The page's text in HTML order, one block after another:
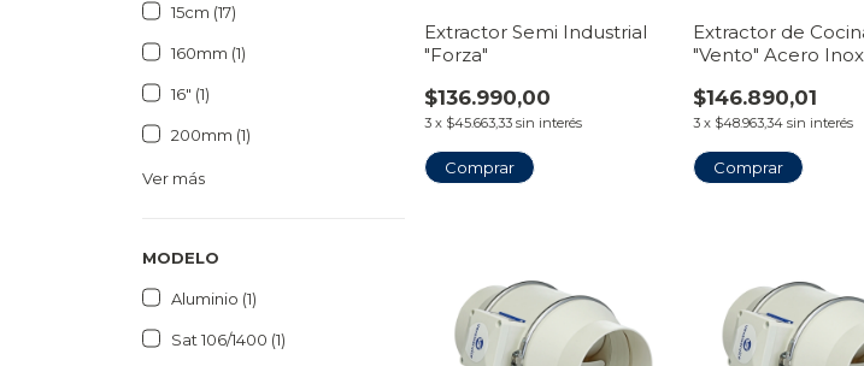
15cm (17)
160mm (1)
16″ (1)
200mm (1)
Ver más
MODELO
Aluminio (1)
Sat 106/1400 (1)
Extractor Semi Industrial
"Forza"
$136.990,00
3 x $45.663,33 sin interés
Comprar
Extractor de
"Vento" Acero
$146.890,01
3 x $48.963,34 sin interés
Comprar